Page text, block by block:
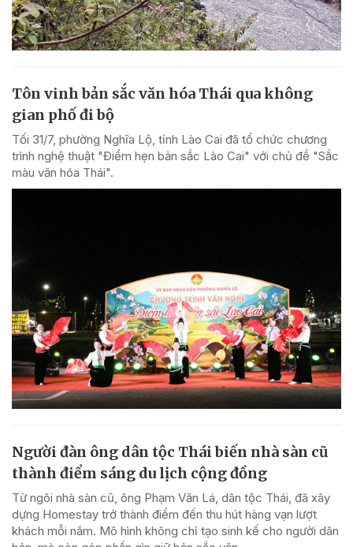
Tôn vinh bản sắc văn hóa Thái qua không
gian phố đi bộ
Tối 31/7, phường Nghĩa Lộ, tỉnh Lào Cai đã tổ chức chương
trình nghệ thuật "Điểm hẹn bản sắc Lào Cai" với chủ đề "Sắc
màu văn hóa Thái".
Người đàn ông dân tộc Thái biến nhà sàn cũ
thành điểm sáng du lịch cộng đồng
Từ ngôi nhà sàn cũ, ông Phạm Văn Lá, dân tộc Thái, đã xây
dựng Homestay trở thành điểm đến thu hút hàng vạn lượt
khách mỗi năm. Mô hình không chỉ tạo sinh kế cho người dân